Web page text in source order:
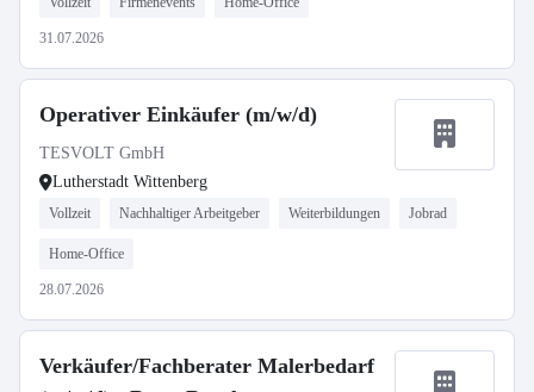
31.07.2026
Operativer Einkäufer (m/w/d)
TESVOLT GmbH
Lutherstadt Wittenberg
Vollzeit Nachhaltiger Arbeitgeber Weiterbildungen Jobrad
Home-Office
28.07.2026
Verkäufer/Fachberater Malerbedarf